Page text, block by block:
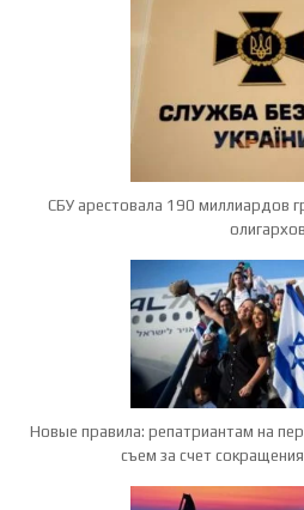
СБУ арестовала 190 миллиардов
олигархов
Новые правила: репатриантам на
съем за счет